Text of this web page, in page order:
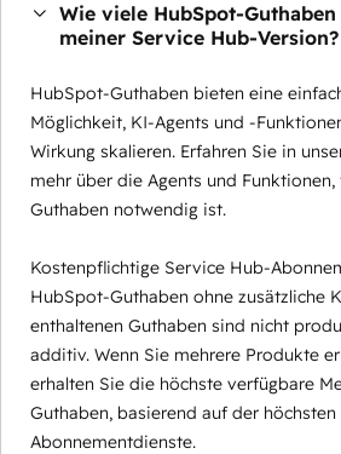
Wie viele HubSpot-
meiner Service Hub-Version?
HubSpot-Guthaben bieten eine
Möglichkeit, KI-Agents und -
Wirkung skalieren. Erfahren Sie in
mehr über die Agents und
Guthaben notwendig ist.
Kostenpflichtige Service Hub-
HubSpot-Guthaben ohne zusätzliche
enthaltenen Guthaben sind nicht
additiv. Wenn Sie mehrere Produkte
erhalten Sie die höchste verfügbare
Guthaben, basierend auf der
Abonnementdienste.